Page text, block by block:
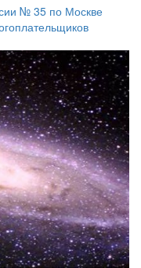
№ 35 по Москве